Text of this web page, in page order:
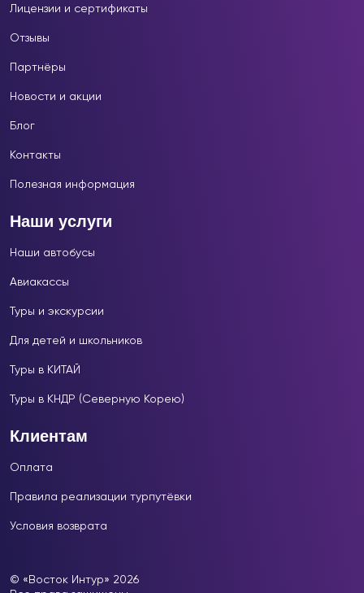
Лицензии и сертификаты
Отзывы
Партнёры
Новости и акции
Блог
Контакты
Полезная информация
Наши услуги
Наши автобусы
Авиакассы
Туры и экскурсии
Для детей и школьников
Туры в КИТАЙ
Туры в КНДР (Северную Корею)
Клиентам
Оплата
Правила реализации турпутёвки
Условия возврата
© «Восток Интур» 2026